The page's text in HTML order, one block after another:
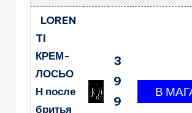
LOREN
TI
КРЕМ-
ЛОСЬО
Н после
бритья
3
9
9